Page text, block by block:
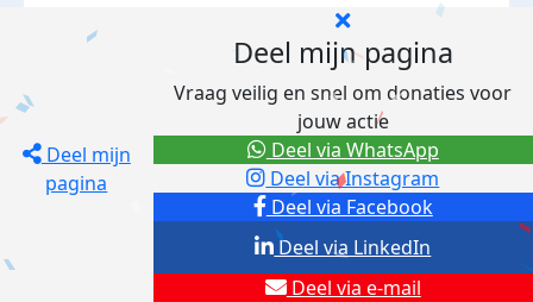
Deel mijn
pagina
Deel mijn pagina
Vraag veilig en snel om donaties voor
jouw actie
Deel via Facebook
Deel via Instagram
Deel via e-mail
Deel via LinkedIn
Deel via WhatsApp